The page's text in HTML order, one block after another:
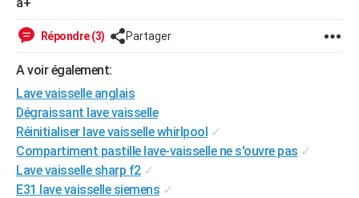
Destinations
City break
Voyage nature
Voyage de noces
Forum
Climat
BONS PLANS
CARTE DE VOEUX
Carte de Noël
Carte Bonne année
Carte Saint-Valentin
Carte Pâques
Carte d'anniversaire
DICTIONNAIRE
Répondre (3) Partager
A voir également:
Lave vaisselle anglais
Dégraissant lave vaisselle
Réinitialiser lave vaisselle whirlpool ✓
Compartiment pastille lave-vaisselle ne s'ouvre pas ✓
Lave vaisselle sharp f2 ✓
E31 lave vaisselle siemens ✓